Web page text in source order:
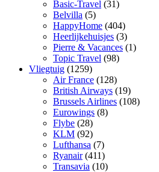
Basic-Travel (31)
Belvilla (5)
HappyHome (404)
Heerlijkehuisjes (3)
Pierre & Vacances (1)
Topic Travel (98)
Vliegtuig (1259)
Air France (128)
British Airways (19)
Brussels Airlines (108)
Eurowings (8)
Flybe (28)
KLM (92)
Lufthansa (7)
Ryanair (411)
Transavia (10)